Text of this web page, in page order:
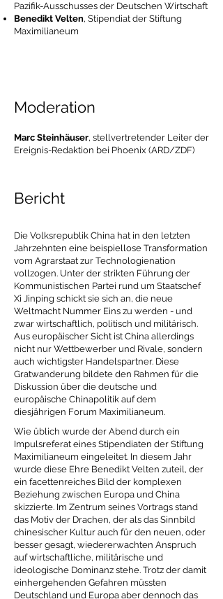
Pazifik-Ausschusses der Deutschen Wirtschaft
Benedikt Velten, Stipendiat der Stiftung
Maximilianeum
Moderation
Marc Steinhäuser, stellvertretender Leiter der
Ereignis-Redaktion bei Phoenix (ARD/ZDF)
Bericht
Die Volksrepublik China hat in den letzten
Jahrzehnten eine beispiellose Transformation
vom Agrarstaat zur Technologienation
vollzogen. Unter der strikten Führung der
Kommunistischen Partei rund um Staatschef
Xi Jinping schickt sie sich an, die neue
Weltmacht Nummer Eins zu werden - und
zwar wirtschaftlich, politisch und militärisch.
Aus europäischer Sicht ist China allerdings
nicht nur Wettbewerber und Rivale, sondern
auch wichtigster Handelspartner. Diese
Gratwanderung bildete den Rahmen für die
Diskussion über die deutsche und
europäische Chinapolitik auf dem
diesjährigen Forum Maximilianeum.
Wie üblich wurde der Abend durch ein
Impulsreferat eines Stipendiaten der Stiftung
Maximilianeum eingeleitet. In diesem Jahr
wurde diese Ehre Benedikt Velten zuteil, der
ein facettenreiches Bild der komplexen
Beziehung zwischen Europa und China
skizzierte. Im Zentrum seines Vortrags stand
das Motiv der Drachen, der als das Sinnbild
chinesischer Kultur auch für den neuen, oder
besser gesagt, wiedererwachten Anspruch
auf wirtschaftliche, militärische und
ideologische Dominanz stehe. Trotz der damit
einhergehenden Gefahren müssten
Deutschland und Europa aber dennoch das